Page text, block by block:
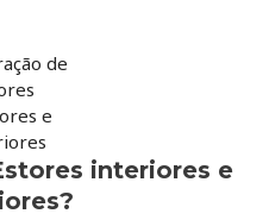
interiores e